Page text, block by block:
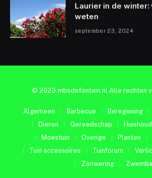
Laurier in de
weten
september 23, 2024
© 2023 mbsdefontein.nl Alle rechten
Algemeen Barbecue Beregening
Dieren
Gereedschap
Moestuin
Overige Planten
Tuin accessoires
Tuinforum
Zonwering